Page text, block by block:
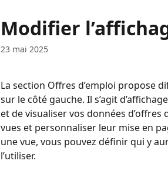
Modifier
23 mai 2025
La section Offres d’emploi propose
sur le côté gauche. Il s’agit
et de visualiser vos données
vues et personnaliser leur mise en
une vue, vous pouvez définir qui y
l’utiliser.